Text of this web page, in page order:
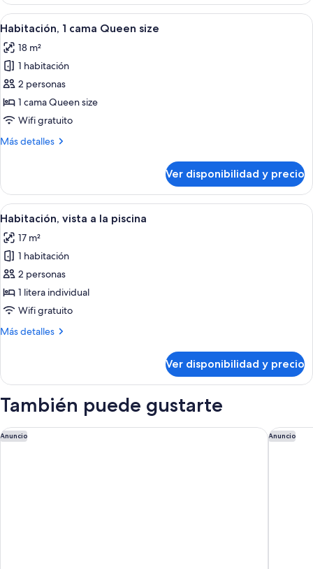
cama
Queen
Ver
todas
las
fotos
de
Habitación,
1
Queen
Habitación de hotel con una cama
5
Habitación, 1 cama Queen size
18 m²
1 habitación
2 personas
1 cama Queen size
Wifi gratuito
Más detalles
Más
1
cama
Queen
Ver disponibilidad y precio
Ver
todas
las
fotos
de
Habitación,
vista
la
Una habitación con literas, una
10
Habitación, vista a la piscina
17 m²
1 habitación
2 personas
1 litera individual
Wifi gratuito
Más detalles
Más
vista
Ver disponibilidad y precio
También puede gustarte
Anuncio
The St. Regis Bal Harbour Resort Anuncio
Park